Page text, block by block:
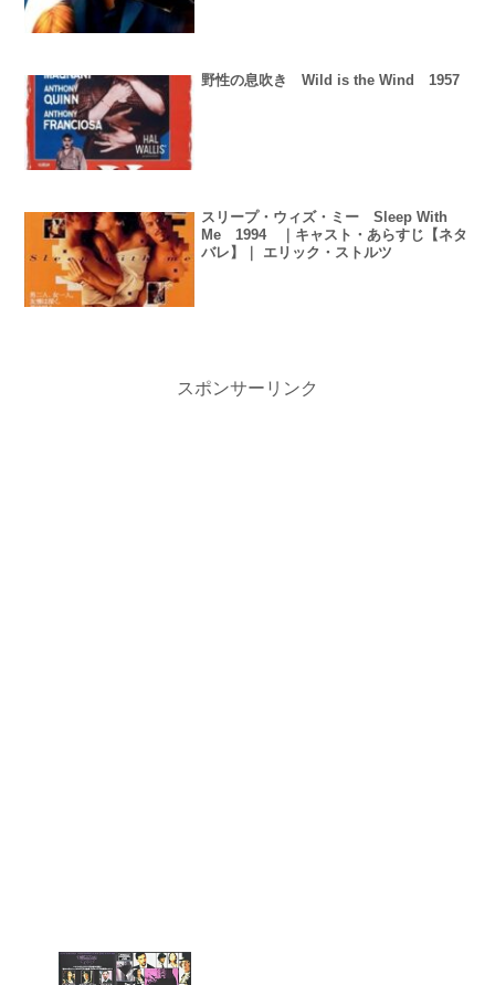
野性の息吹き Wild is the Wind 1957
スリープ・ウィズ・ミー Sleep With
Me 1994 ｜キャスト・あらすじ【ネタ
バレ】｜ エリック・ストルツ
スポンサーリンク